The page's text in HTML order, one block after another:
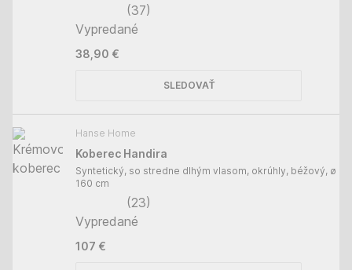
(37)
Vypredané
38,90 €
SLEDOVAŤ
Hanse Home
Koberec Handira
Syntetický, so stredne dlhým vlasom, okrúhly, béžový, ø
160 cm
(23)
Vypredané
107 €